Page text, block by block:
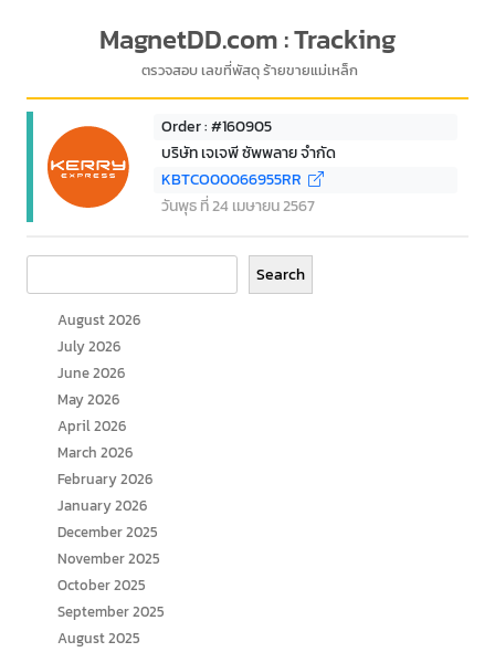
MagnetDD.com : Tracking
ตรวจสอบ เลขที่พัสดุ ร้ายขายแม่เหล็ก
Order : #160905
บริษัท เจเจพี ซัพพลาย จำกัด
KBTCO00066955RR
วันพุธ ที่ 24 เมษายน 2567
Search
August 2026
July 2026
June 2026
May 2026
April 2026
March 2026
February 2026
January 2026
December 2025
November 2025
October 2025
September 2025
August 2025